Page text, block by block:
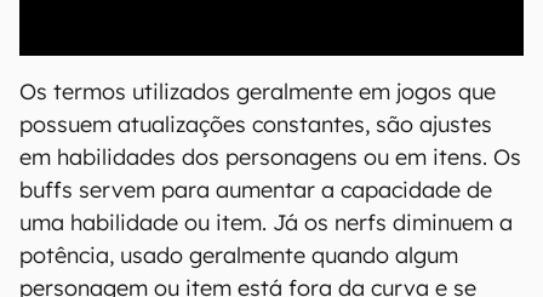
Os termos utilizados geralmente em jogos que
possuem atualizações constantes, são ajustes
em habilidades dos personagens ou em itens. Os
buffs servem para aumentar a capacidade de
uma habilidade ou item. Já os nerfs diminuem a
potência, usado geralmente quando algum
personagem ou item está fora da curva e se